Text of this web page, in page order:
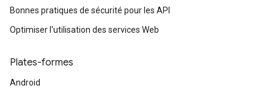
Bonnes pratiques de sécurité pour les API
Optimiser l'utilisation des services Web
Plates-formes
Android